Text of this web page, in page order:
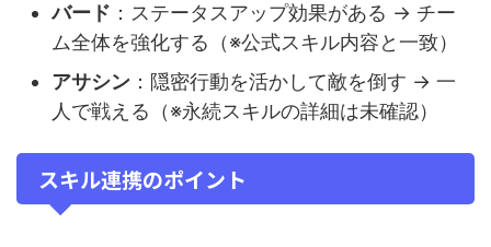
バード ：ステータスアップ効果がある → チー
ム全体を強化する（※公式スキル内容と一致）
アサシン ：隠密行動を活かして敵を倒す → 一
人で戦える（※永続スキルの詳細は未確認）
スキル連携のポイント